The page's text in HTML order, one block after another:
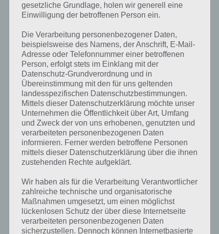
Lösung von Brücke 3 – Tamassee
Bei Brücke 3 in Tamassee gibt es zwei Pfeiler unten, platziere hier
deine Holzstreben senkrecht zur Brücke und sorge mit
Verstrebungen für die entsprechende Stabilität.
gesetzliche Grundlage, holen wir generell eine
Einwilligung der betroffenen Person ein.
Die Verarbeitung personenbezogener Daten,
beispielsweise des Namens, der Anschrift, E-Mail-
Adresse oder Telefonnummer einer betroffenen
Person, erfolgt stets im Einklang mit der
Datenschutz-Grundverordnung und in
Übereinstimmung mit den für uns geltenden
landesspezifischen Datenschutzbestimmungen.
Mittels dieser Datenschutzerklärung möchte unser
Unternehmen die Öffentlichkeit über Art, Umfang
und Zweck der von uns erhobenen, genutzten und
verarbeiteten personenbezogenen Daten
informieren. Ferner werden betroffene Personen
mittels dieser Datenschutzerklärung über die ihnen
zustehenden Rechte aufgeklärt.
Wir haben als für die Verarbeitung Verantwortlicher
zahlreiche technische und organisatorische
Maßnahmen umgesetzt, um einen möglichst
lückenlosen Schutz der über diese Internetseite
verarbeiteten personenbezogenen Daten
sicherzustellen. Dennoch können Internetbasierte